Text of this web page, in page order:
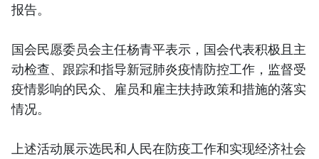
报告。
国会民愿委员会主任杨青平表示，国会代表积极且主
动检查、跟踪和指导新冠肺炎疫情防控工作，监督受
疫情影响的民众、雇员和雇主扶持政策和措施的落实
情况。
上述活动展示选民和人民在防疫工作和实现经济社会